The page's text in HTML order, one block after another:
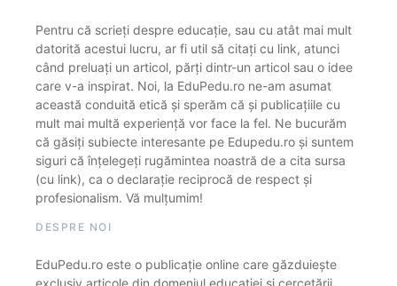
Pentru că scrieți despre educație, sau cu atât mai mult
datorită acestui lucru, ar fi util să citați cu link, atunci
când preluați un articol, părți dintr-un articol sau o idee
care v-a inspirat. Noi, la EduPedu.ro ne-am asumat
această conduită etică și sperăm că și publicațiile cu
mult mai multă experiență vor face la fel. Ne bucurăm
că găsiți subiecte interesante pe Edupedu.ro și suntem
siguri că înțelegeți rugămintea noastră de a cita sursa
(cu link), ca o declarație reciprocă de respect și
profesionalism. Vă mulțumim!
DESPRE NOI
EduPedu.ro este o publicație online care găzduiește
exclusiv articole din domeniul educației și cercetării.